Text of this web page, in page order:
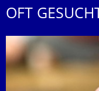
OFT GESUCHT